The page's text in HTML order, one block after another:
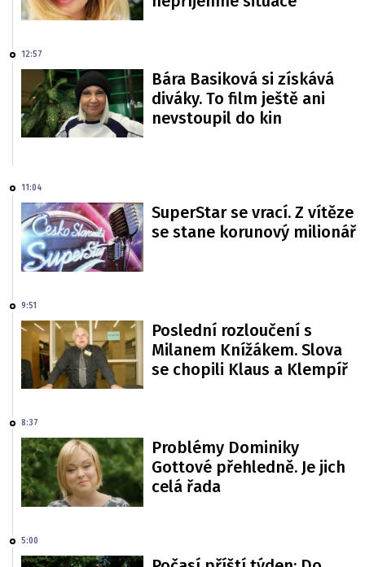
12:57
Bára Basiková si získává
diváky. To film ještě ani
nevstoupil do kin
11:04
SuperStar se vrací. Z vítěze
se stane korunový milionář
9:51
Poslední rozloučení s
Milanem Knížákem. Slova
se chopili Klaus a Klempíř
8:37
Problémy Dominiky
Gottové přehledně. Je jich
celá řada
5:00